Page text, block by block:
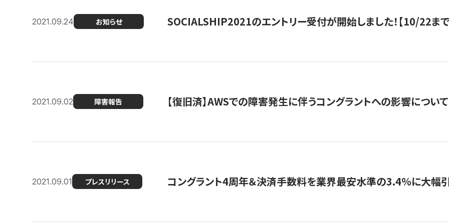
2021.09.24 お知らせ SOCIALSHIP2021のエントリー受付が開始しました！【10/22まで
2021.09.02 障害報告 【復旧済】AWSでの障害発生に伴うコングラントへの影響について
2021.09.01 プレスリリース コングラント4周年＆決済手数料を業界最安水準の3.4％に大幅